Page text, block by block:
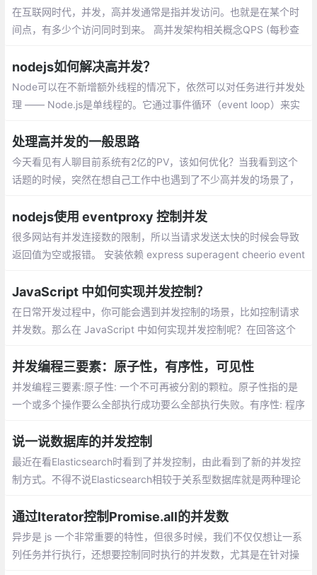
在互联网时代，并发，高并发通常是指并发访问。也就是在某个时
间点，有多少个访问同时到来。 高并发架构相关概念QPS (每秒查
求数
nodejs如何解决高并发？
Node可以在不新增额外线程的情况下，依然可以对任务进行并发处
理 —— Node.js是单线程的。它通过事件循环（event loop）来实
阻塞操作
处理高并发的一般思路
今天看见有人聊目前系统有2亿的PV，该如何优化？当我看到这个
话题的时候，突然在想自己工作中也遇到了不少高并发的场景了，
nodejs使用 eventproxy 控制并发
很多网站有并发连接数的限制，所以当请求发送太快的时候会导致
返回值为空或报错。 安装依赖 express superagent cheerio event
JavaScript 中如何实现并发控制？
在日常开发过程中，你可能会遇到并发控制的场景，比如控制请求
并发数。那么在 JavaScript 中如何实现并发控制呢？在回答这个
并发编程三要素：原子性，有序性，可见性
并发编程三要素:原子性: 一个不可再被分割的颗粒。原子性指的是
一个或多个操作要么全部执行成功要么全部执行失败。有序性: 程序
重排序）
说一说数据库的并发控制
最近在看Elasticsearch时看到了并发控制，由此看到了新的并发控
制方式。不得不说Elasticsearch相较于关系型数据库就是两种理论
秋。
通过Iterator控制Promise.all的并发数
异步是 js 一个非常重要的特性，但很多时候，我们不仅仅想让一系
列任务并行执行，还想要控制同时执行的并发数，尤其是在针对操